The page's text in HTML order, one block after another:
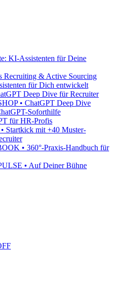
KI-Assistenten für Deine
Recruiting & Active Sourcing
für Dich entwickelt
Deep Dive für Recruiter
• ChatGPT Deep Dive
Soforthilfe
für HR-Profis
Startkick mit +40 Muster-
• 360°-Praxis-Handbuch für
• Auf Deiner Bühne